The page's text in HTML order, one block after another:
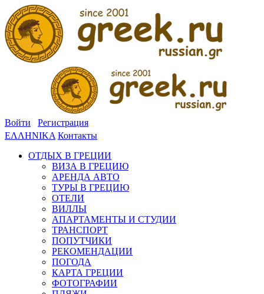
Войти
Регистрация
ΕΛΛΗΝΙΚΑ Контакты
ОТДЫХ В ГРЕЦИИ
ВИЗА В ГРЕЦИЮ
АРЕНДА АВТО
ТУРЫ В ГРЕЦИЮ
ОТЕЛИ
ВИЛЛЫ
АПАРТАМЕНТЫ И СТУДИИ
ТРАНСПОРТ
ПОПУТЧИКИ
РЕКОМЕНДАЦИИ
ПОГОДА
КАРТА ГРЕЦИИ
ФОТОГРАФИИ